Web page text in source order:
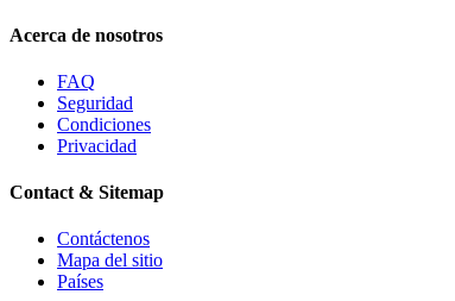
Acerca de nosotros
FAQ
Seguridad
Condiciones
Privacidad
Contact & Sitemap
Contáctenos
Mapa del sitio
Países